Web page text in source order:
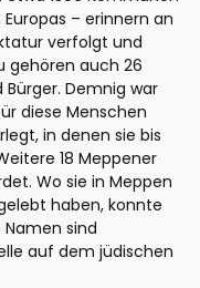
– erinnern an
verfolgt und
gehören auch 26
Demnig war
diese Menschen
in denen sie bis
18 Meppener
Wo sie in Meppen
haben, konnte
sind
auf dem jüdischen